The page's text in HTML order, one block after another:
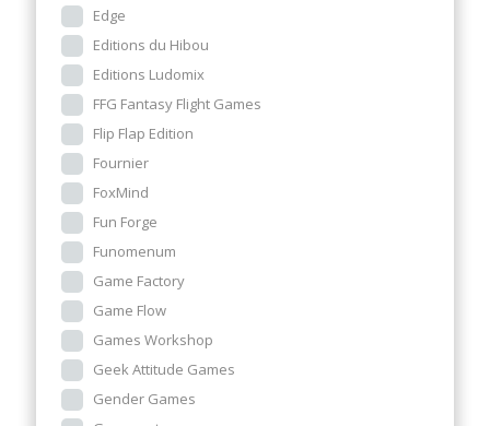
Edge
Editions du Hibou
Editions Ludomix
FFG Fantasy Flight Games
Flip Flap Edition
Fournier
FoxMind
Fun Forge
Funomenum
Game Factory
Game Flow
Games Workshop
Geek Attitude Games
Gender Games